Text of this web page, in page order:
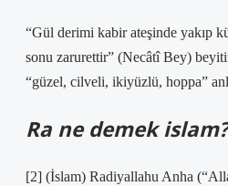
“Gül derimi kabir ateşinde yakıp
sonu zarurettir” (Necâtî Bey)
“güzel, cilveli, ikiyüzlü, hoppa”
Ra ne demek islam?
[2] (İslam) Radiyallahu Anha